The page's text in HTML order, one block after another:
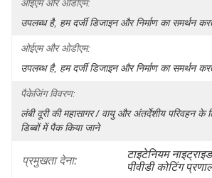
ओईएम और ओडीएम:
उपलब्ध है, हम दर्जी डिजाइन और निर्माण का समर्थन
ओईएम और ओडीएम:
उपलब्ध है, हम दर्जी डिजाइन और निर्माण का समर्थन
पैकेजिंग विवरण:
लंबी दूरी की महासागर / वायु और अंतर्देशीय परिवहन
डिब्बों में पैक किया जाने
प्रमुखता देना:
टाइटेनियम
पीवीडी कोटिंग